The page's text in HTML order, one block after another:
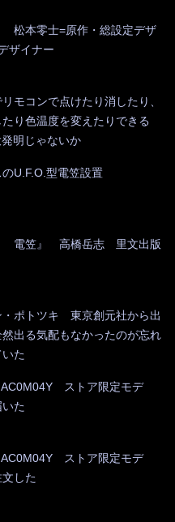
松本零士=原作・総設定デザ
ザイナー
モコンで点けたり消したり、
り色温度を変えたりできる
明じゃないか
U.F.O.型電笠設置
り 電笠』 高橋岳志 里文出版
・ポトツキ 東京創元社から出
出る気配もなかったのが忘れ
た
ストア限定モデ
た
ストア限定モデ
した